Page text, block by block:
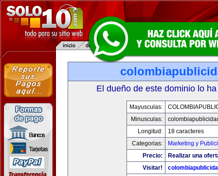
El dueño de este dominio lo
Mayusculas:
Minusculas:
Longitud:
18 caracteres
Categorias:
Marketing y
Precio:
Realizar una
Visitar!